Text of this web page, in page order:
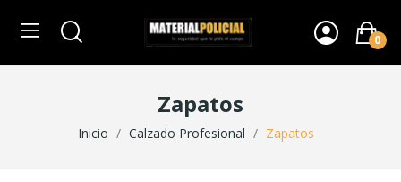
0
Zapatos
Inicio Calzado Profesional Zapatos